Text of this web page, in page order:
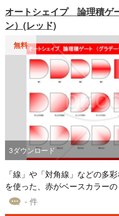
く変える要因となります。
オートシェイプ 論理積ゲ
ン）(レッド)
無料
3ダウンロード
「線」や「対角線」などの多
を使った、赤がベースカラー
ション）(レッド）」のオートシェイ
- 件